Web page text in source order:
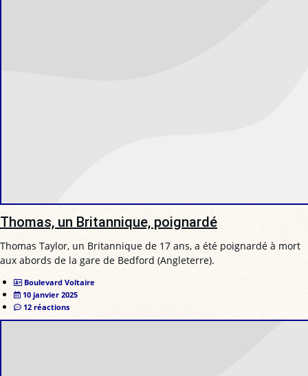
Thomas, un Britannique, poignardé
Thomas Taylor, un Britannique de 17 ans, a été poignardé à mort
aux abords de la gare de Bedford (Angleterre).
Boulevard Voltaire
10 janvier 2025
12 réactions